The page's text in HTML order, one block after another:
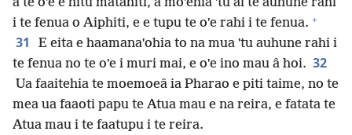
â te oˈe e hitu matahiti, a moˈehia ˈtu ai te auhune rahi
i te fenua o Aiphiti, e e tupu te oˈe rahi i te fenua. +
31
E eita e haamanaˈohia to na mua ˈtu auhune rahi i
te fenua no te oˈe i muri mai, e oˈe ino mau â hoi. 32
Ua faaitehia te moemoeâ ia Pharao e piti taime, no te
mea ua faaoti papu te Atua mau e na reira, e fatata te
Atua mau i te faatupu i te reira.